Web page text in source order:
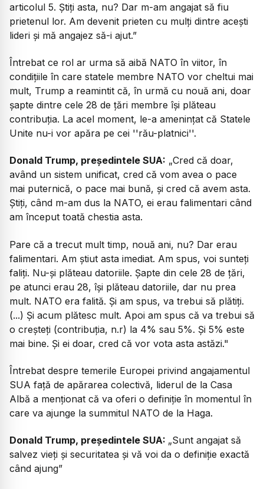
articolul 5. Știți asta, nu? Dar m-am angajat să fiu
prietenul lor. Am devenit prieten cu mulți dintre acești
lideri și mă angajez să-i ajut.”
Întrebat ce rol ar urma să aibă NATO în viitor, în
condițiile în care statele membre NATO vor cheltui mai
mult, Trump a reamintit că, în urmă cu nouă ani, doar
șapte dintre cele 28 de țări membre își plăteau
contribuția. La acel moment, le-a amenințat că Statele
Unite nu-i vor apăra pe cei ''rău-platnici''.
Donald Trump, președintele SUA: „Cred că doar,
având un sistem unificat, cred că vom avea o pace
mai puternică, o pace mai bună, și cred că avem asta.
Știți, când m-am dus la NATO, ei erau falimentari când
am început toată chestia asta.
Pare că a trecut mult timp, nouă ani, nu? Dar erau
falimentari. Am știut asta imediat. Am spus, voi sunteți
faliți. Nu-și plăteau datoriile. Șapte din cele 28 de țări,
pe atunci erau 28, își plăteau datoriile, dar nu prea
mult. NATO era falită. Și am spus, va trebui să plătiți.
(...) Și acum plătesc mult. Apoi am spus că va trebui să
o creșteți (contribuția, n.r) la 4% sau 5%. Și 5% este
mai bine. Și ei doar, cred că vor vota asta astăzi."
Întrebat despre temerile Europei privind angajamentul
SUA față de apărarea colectivă, liderul de la Casa
Albă a menționat că va oferi o definiție în momentul în
care va ajunge la summitul NATO de la Haga.
Donald Trump, președintele SUA: „Sunt angajat să
salvez vieți și securitatea și vă voi da o definiție exactă
când ajung”